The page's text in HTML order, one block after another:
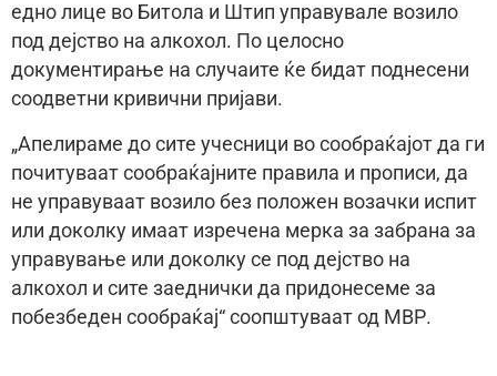
едно лице во Битола и Штип управувале возило
под дејство на алкохол. По целосно
документирање на случаите ќе бидат поднесени
соодветни кривични пријави.
„Апелираме до сите учесници во сообраќајот да ги
почитуваат сообраќајните правила и прописи, да
не управуваат возило без положен возачки испит
или доколку имаат изречена мерка за забрана за
управување или доколку се под дејство на
алкохол и сите заеднички да придонесеме за
побезбеден сообраќај“ соопштуваат од МВР.